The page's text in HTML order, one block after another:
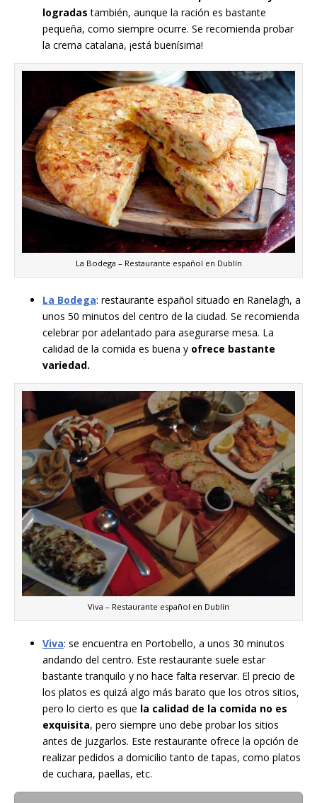
logradas también, aunque la ración es bastante
pequeña, como siempre ocurre. Se recomienda probar
la crema catalana, ¡está buenísima!
La Bodega – Restaurante español en Dublín
La Bodega: restaurante español situado en Ranelagh, a
unos 50 minutos del centro de la ciudad. Se recomienda
celebrar por adelantado para asegurarse mesa. La
calidad de la comida es buena y ofrece bastante
variedad.
Viva – Restaurante español en Dublín
Viva: se encuentra en Portobello, a unos 30 minutos
andando del centro. Este restaurante suele estar
bastante tranquilo y no hace falta reservar. El precio de
los platos es quizá algo más barato que los otros sitios,
pero lo cierto es que la calidad de la comida no es
exquisita, pero siempre uno debe probar los sitios
antes de juzgarlos. Este restaurante ofrece la opción de
realizar pedidos a domicilio tanto de tapas, como platos
de cuchara, paellas, etc.